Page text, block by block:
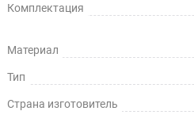
Комплектация
Материал
Тип
Страна изготовитель